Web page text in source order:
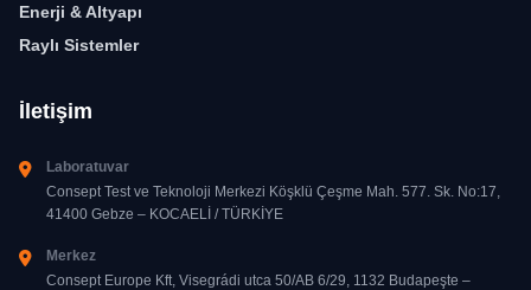
Enerji & Altyapı
Raylı Sistemler
İletişim
Laboratuvar
Consept Test ve Teknoloji Merkezi Köşklü Çeşme Mah. 577. Sk. No:17,
41400 Gebze – KOCAELİ / TÜRKİYE
Merkez
Consept Europe Kft, Visegrádi utca 50/AB 6/29, 1132 Budapeşte –